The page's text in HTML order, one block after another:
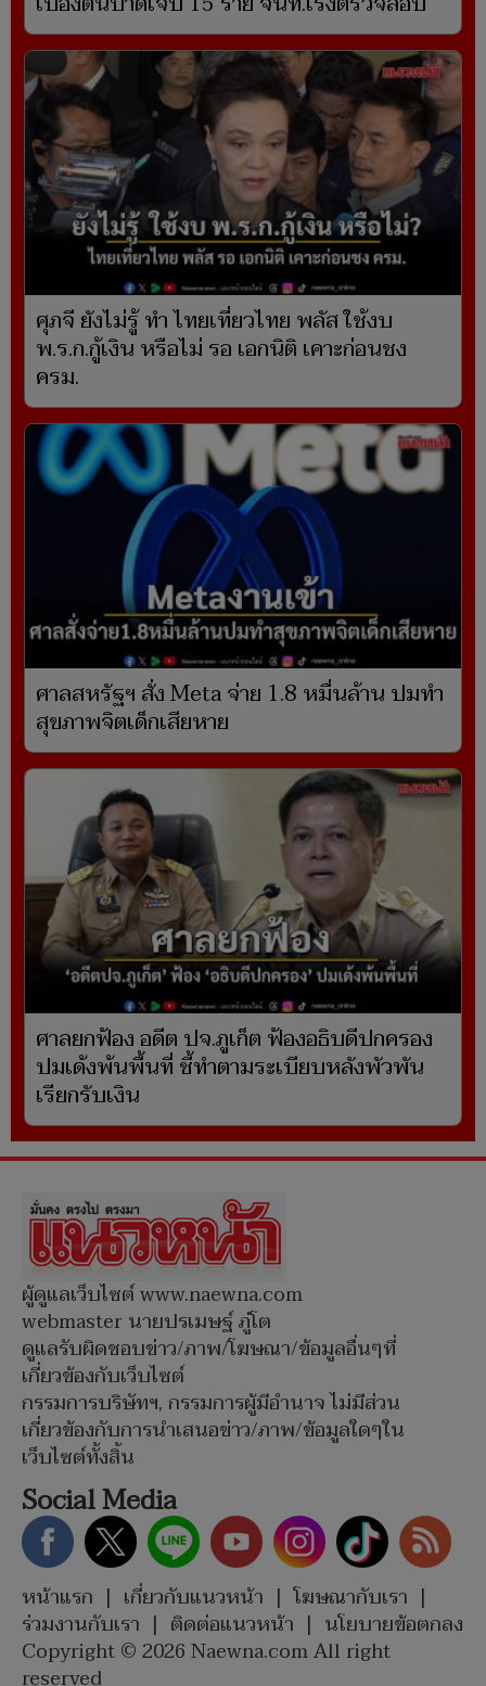
ศุภจี ยังไม่รู้ ทำ ไทยเที่ยวไทย พลัส ใช้งบ
พ.ร.ก.กู้เงิน หรือไม่ รอ เอกนิติ เคาะก่อนชง
ครม.
ศาลสหรัฐฯ สั่ง Meta จ่าย 1.8 หมื่นล้าน ปมทำ
สุขภาพจิตเด็กเสียหาย
ศาลยกฟ้อง อดีต ปจ.ภูเก็ต ฟ้องอธิบดีปกครอง
ปมเด้งพ้นพื้นที่ ชี้ทำตามระเบียบหลังพัวพัน
เรียกรับเงิน
ผู้ดูแลเว็บไซต์ www.naewna.com
webmaster นายปรเมษฐ์ ภู่โต
ดูแลรับผิดชอบข่าว/ภาพ/โฆษณา/ข้อมูลอื่นๆที่
เกี่ยวข้องกับเว็บไซต์
กรรมการบริษัทฯ, กรรมการผู้มีอำนาจ ไม่มีส่วน
เกี่ยวข้องกับการนำเสนอข่าว/ภาพ/ข้อมูลใดๆใน
เว็บไซต์ทั้งสิ้น
Social Media
หน้าแรก | เกี่ยวกับแนวหน้า | โฆษณากับเรา |
ร่วมงานกับเรา | ติดต่อแนวหน้า | นโยบายข้อตกลง
Copyright © 2026 Naewna.com All right